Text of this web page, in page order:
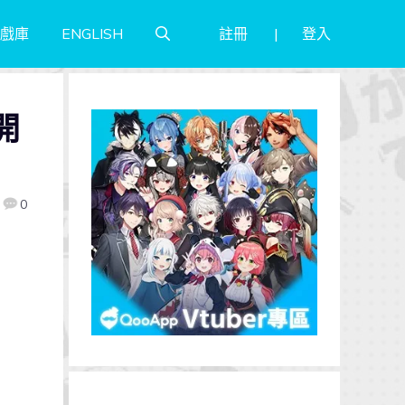
庫 ENGLISH 註冊 登入
0